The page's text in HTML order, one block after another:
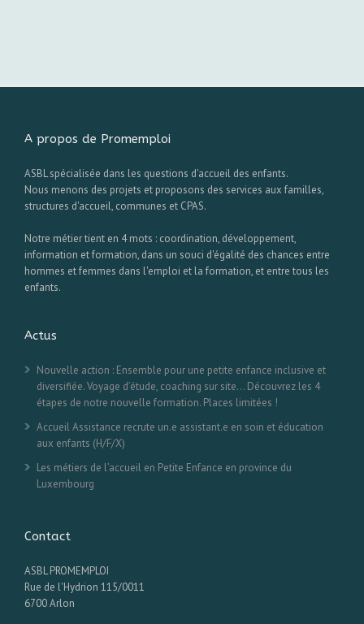
A propos de Promemploi
ASBL spécialisée dans les questions d'accueil des enfants.
Nous menons des projets et proposons des services aux familles,
structures d'accueil, communes et CPAS.
Notre métier tient en 4 mots : coordination, développement,
information et formation, dans un souci d'égalité des chances entre
hommes et femmes dans l'emploi et la formation, et entre tous les
enfants.
Actus
Nouvelle action : Ensemble pour une petite enfance inclusive et
diversifiée. Voyage d’étude, coaching sur site… Découvrez les 4
étapes de notre nouvelle formation. Places limitées !
Accueil Assistance recrute un.e assistant.e en soin et éducation
aux enfants (H/F/X)
Les métiers de l’accueil en Petite Enfance en province du
Luxembourg
Contact
ASBL PROMEMPLOI
Rue de l'Hydrion 115/0011
6700 Arlon